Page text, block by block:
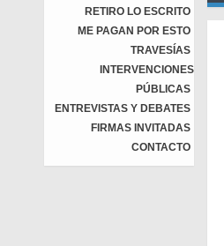
RETIRO LO ESCRITO
ME PAGAN POR ESTO
TRAVESÍAS
INTERVENCIONES
PÚBLICAS
ENTREVISTAS Y DEBATES
FIRMAS INVITADAS
CONTACTO